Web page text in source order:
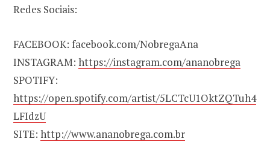
Redes Sociais:
FACEBOOK: facebook.com/NobregaAna
INSTAGRAM: https://instagram.com/ananobrega
SPOTIFY:
https://open.spotify.com/artist/5LCTcU1OktZQTuh4
LFIdzU
SITE: http://www.ananobrega.com.br